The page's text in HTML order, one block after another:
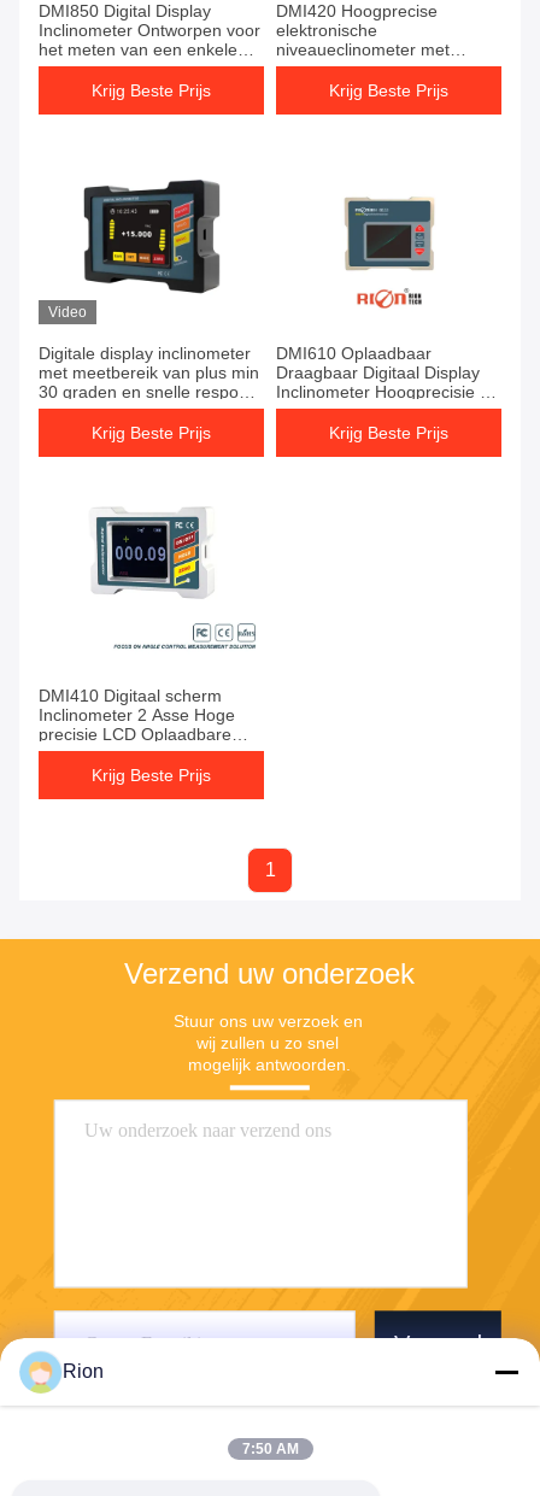
DMI850 Digital Display
Inclinometer Ontworpen voor
het meten van een enkele
ashoek met behulp van
Quartz Pendulum Slice
Krijg Beste Prijs
DMI420 Hoogprecise
elektronische
niveaueclinometer met
dubbele kern meetunit voor
nauwkeurige industriële
Krijg Beste Prijs
Video
Digitale display inclinometer
met meetbereik van plus min
30 graden en snelle respons
voor industriële precisie
Krijg Beste Prijs
DMI610 Oplaadbaar
Draagbaar Digitaal Display
Inclinometer Hoogprecisie Tilt
Sensor hellingssensor
Krijg Beste Prijs
DMI410 Digitaal scherm
Inclinometer 2 Asse Hoge
precisie LCD Oplaadbare
Magnetische Adsorptie
Krijg Beste Prijs
1
Verzend uw onderzoek
Stuur ons uw verzoek en
wij zullen u zo snel
mogelijk antwoorden.
Verzend
Rion
7:50 AM